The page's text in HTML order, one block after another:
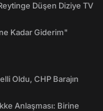
Düşen Diziye TV
Kadar Giderim"
Oldu, CHP Barajın
Anlaşması: Birine